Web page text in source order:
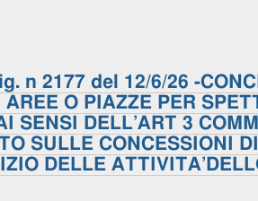
n 2177 del 12/6/26 -
AREE O PIAZZE PER
SENSI DELL’ART 3
SULLE CONCESSIONI
DELLE